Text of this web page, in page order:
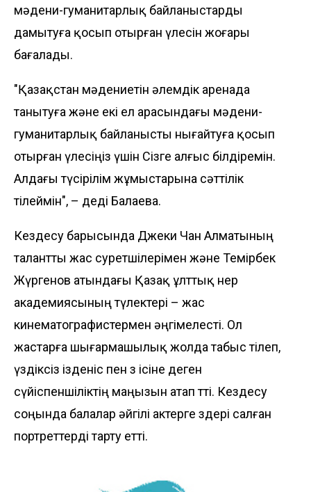
мәдени-гуманитарлық байланыстарды
дамытуға қосып отырған үлесін жоғары
бағалады.
"Қазақстан мәдениетін әлемдік аренада
танытуға және екі ел арасындағы мәдени-
гуманитарлық байланысты нығайтуға қосып
отырған үлесіңіз үшін Сізге алғыс білдіремін.
Алдағы түсірілім жұмыстарына сәттілік
тілеймін", – деді Балаева.
Кездесу барысында Джеки Чан Алматының
талантты жас суретшілерімен және Темірбек
Жүргенов атындағы Қазақ ұлттық өнер
академиясының түлектері – жас
кинематографистермен әңгімелесті. Ол
жастарға шығармашылық жолда табыс тілеп,
үздіксіз ізденіс пен өз ісіне деген
сүйіспеншіліктің маңызын атап өтті. Кездесу
соңында балалар әйгілі актерге өздері салған
портреттерді тарту етті.